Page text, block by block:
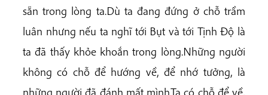
sẵn trong lòng ta.Dù ta đang đứng ở chỗ trầm
luân nhưng nếu ta nghĩ tới Bụt và tới Tịnh Độ là
ta đã thấy khỏe khoắn trong lòng.Những người
không có chỗ để hướng về, để nhớ tưởng, là
những người đã đánh mất mình.Ta có chỗ để về,